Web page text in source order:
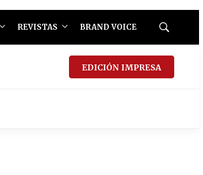
REVISTAS BRAND VOICE
Mostrar
EDICIÓN IMPRESA